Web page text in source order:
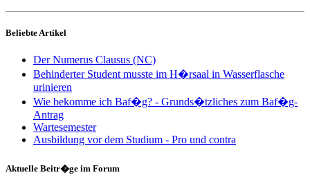
Beliebte Artikel
Der Numerus Clausus (NC)
Behinderter Student musste im H�rsaal in Wasserflasche
urinieren
Wie bekomme ich Baf�g? - Grunds�tzliches zum Baf�g-
Antrag
Wartesemester
Ausbildung vor dem Studium - Pro und contra
Aktuelle Beitr�ge im Forum